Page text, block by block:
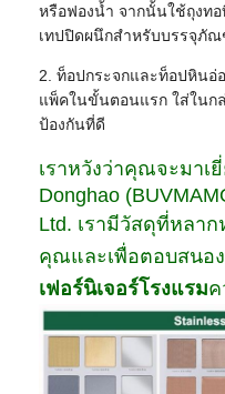
หรือฟองน้ำ จากนั้นใช้ถุงทอ
เทปปิดผนึกสำหรับบรรจุภั
2. ท็อปกระจกและท็อปหินอ่
แพ็คในขั้นตอนแรก ใส่ในก
ป้องกันที่ดี
เราหวังว่าคุณจะมาเ
Donghao
Ltd. เรามีวัสดุที่หลา
คุณและเพื่อตอบสนอ
เฟอร์นิเจอร์โรงแรมค